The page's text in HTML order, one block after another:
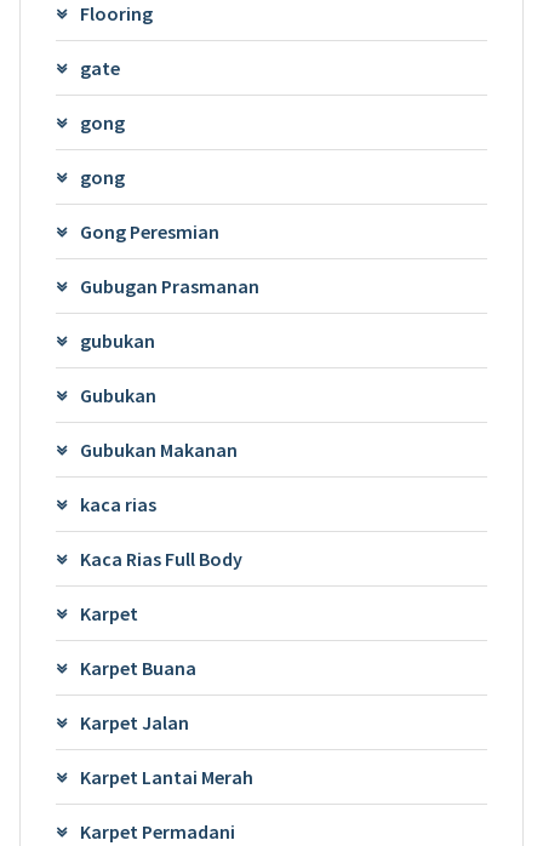
Flooring
gate
gong
gong
Gong Peresmian
Gubugan Prasmanan
gubukan
Gubukan
Gubukan Makanan
kaca rias
Kaca Rias Full Body
Karpet
Karpet Buana
Karpet Jalan
Karpet Lantai Merah
Karpet Permadani